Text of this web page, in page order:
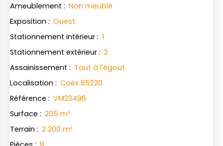
Ameublement : Non meublé
Exposition : Ouest
Stationnement intérieur : 1
Stationnement extérieur : 2
Assainissement : Tout à l'égout
Localisation : Coëx 85220
Référence : VM23496
Surface : 205 m²
Terrain : 2 200 m²